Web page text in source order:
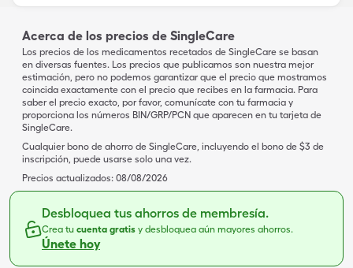
Acerca de los precios de SingleCare
Los precios de los medicamentos recetados de SingleCare se basan
en diversas fuentes. Los precios que publicamos son nuestra mejor
estimación, pero no podemos garantizar que el precio que mostramos
coincida exactamente con el precio que recibes en la farmacia. Para
saber el precio exacto, por favor, comunícate con tu farmacia y
proporciona los números BIN/GRP/PCN que aparecen en tu tarjeta de
SingleCare.
Cualquier bono de ahorro de SingleCare, incluyendo el bono de $3 de
inscripción, puede usarse solo una vez.
Precios actualizados: 08/08/2026
Desbloquea tus ahorros de membresía.
Crea tu cuenta gratis y desbloquea aún mayores ahorros.
Únete hoy